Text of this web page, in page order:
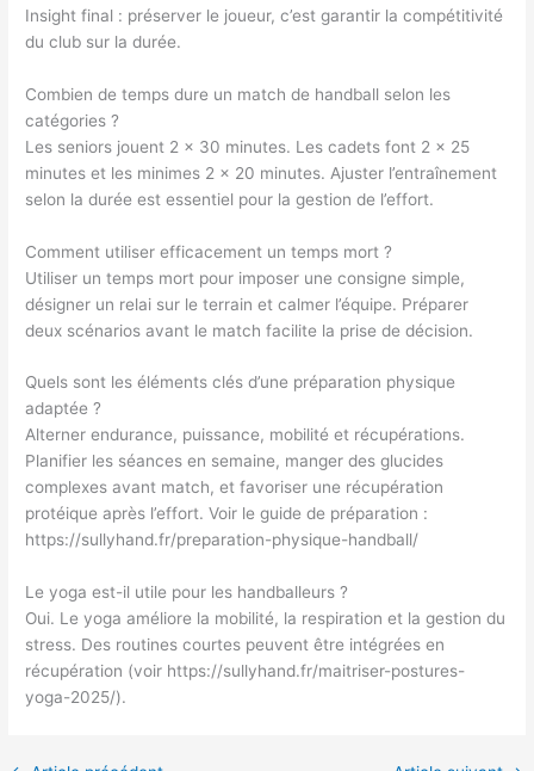
Insight final : préserver le joueur, c’est garantir la compétitivité
du club sur la durée.
Combien de temps dure un match de handball selon les
catégories ?
Les seniors jouent 2 x 30 minutes. Les cadets font 2 x 25
minutes et les minimes 2 x 20 minutes. Ajuster l’entraînement
selon la durée est essentiel pour la gestion de l’effort.
Comment utiliser efficacement un temps mort ?
Utiliser un temps mort pour imposer une consigne simple,
désigner un relai sur le terrain et calmer l’équipe. Préparer
deux scénarios avant le match facilite la prise de décision.
Quels sont les éléments clés d’une préparation physique
adaptée ?
Alterner endurance, puissance, mobilité et récupérations.
Planifier les séances en semaine, manger des glucides
complexes avant match, et favoriser une récupération
protéique après l’effort. Voir le guide de préparation :
https://sullyhand.fr/preparation-physique-handball/
Le yoga est-il utile pour les handballeurs ?
Oui. Le yoga améliore la mobilité, la respiration et la gestion du
stress. Des routines courtes peuvent être intégrées en
récupération (voir https://sullyhand.fr/maitriser-postures-
yoga-2025/).